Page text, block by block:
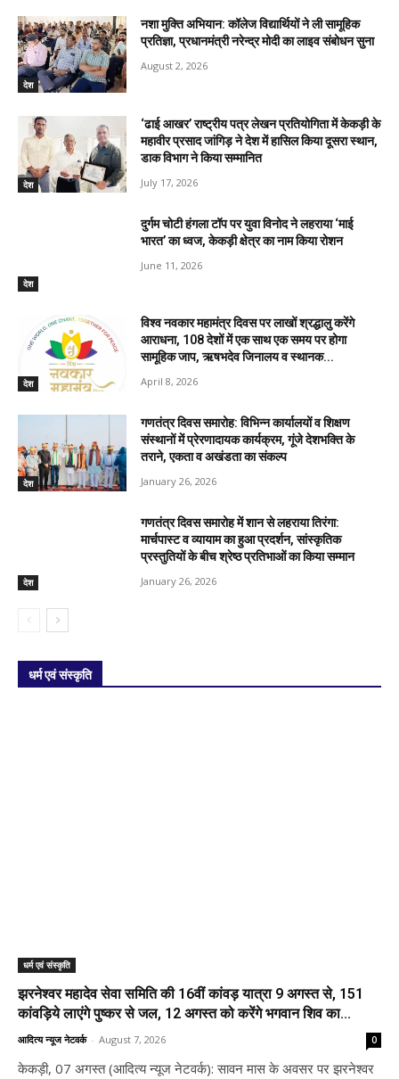
देश
नशा मुक्ति अभियान: कॉलेज विद्यार्थियों ने ली सामूहिक
प्रतिज्ञा, प्रधानमंत्री नरेन्द्र मोदी का लाइव संबोधन सुना
August 2, 2026
देश
‘ढाई आखर’ राष्ट्रीय पत्र लेखन प्रतियोगिता में केकड़ी के
महावीर प्रसाद जांगिड़ ने देश में हासिल किया दूसरा स्थान,
डाक विभाग ने किया सम्मानित
July 17, 2026
देश
दुर्गम चोटी हंगला टॉप पर युवा विनोद ने लहराया ‘माई
भारत’ का ध्वज, केकड़ी क्षेत्र का नाम किया रोशन
June 11, 2026
देश
विश्व नवकार महामंत्र दिवस पर लाखों श्रद्धालु करेंगे
आराधना, 108 देशों में एक साथ एक समय पर होगा
सामूहिक जाप, ऋषभदेव जिनालय व स्थानक...
April 8, 2026
देश
गणतंत्र दिवस समारोह: विभिन्न कार्यालयों व शिक्षण
संस्थानों में प्रेरणादायक कार्यक्रम, गूंजे देशभक्ति के
तराने, एकता व अखंडता का संकल्प
January 26, 2026
देश
गणतंत्र दिवस समारोह में शान से लहराया तिरंगा:
मार्चपास्ट व व्यायाम का हुआ प्रदर्शन, सांस्कृतिक
प्रस्तुतियों के बीच श्रेष्ठ प्रतिभाओं का किया सम्मान
January 26, 2026
धर्म एवं संस्कृति
धर्म एवं संस्कृति
झरनेश्वर महादेव सेवा समिति की 16वीं कांवड़ यात्रा 9 अगस्त से, 151
कांवड़िये लाएंगे पुष्कर से जल, 12 अगस्त को करेंगे भगवान शिव का...
आदित्य न्यूज नेटवर्क - August 7, 2026 0
केकड़ी, 07 अगस्त (आदित्य न्यूज नेटवर्क): सावन मास के अवसर पर झरनेश्वर